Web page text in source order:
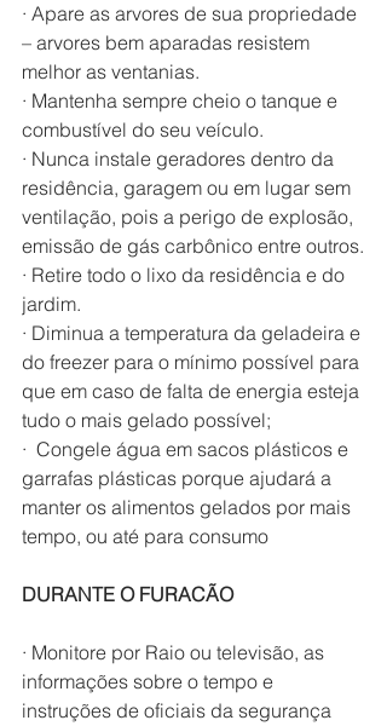
· Apare as arvores de sua propriedade
– arvores bem aparadas resistem
melhor as ventanias.
· Mantenha sempre cheio o tanque e
combustível do seu veículo.
· Nunca instale geradores dentro da
residência, garagem ou em lugar sem
ventilação, pois a perigo de explosão,
emissão de gás carbônico entre outros.
· Retire todo o lixo da residência e do
jardim.
· Diminua a temperatura da geladeira e
do freezer para o mínimo possível para
que em caso de falta de energia esteja
tudo o mais gelado possível;
·  Congele água em sacos plásticos e
garrafas plásticas porque ajudará a
manter os alimentos gelados por mais
tempo, ou até para consumo
DURANTE O FURACÃO
· Monitore por Raio ou televisão, as
informações sobre o tempo e
instruções de oficiais da segurança